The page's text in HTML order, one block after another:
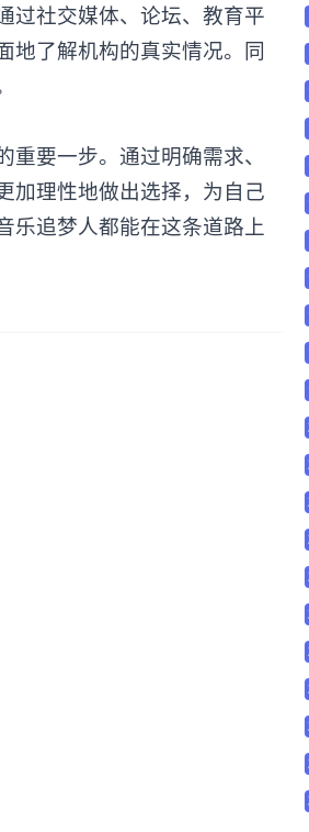
社交媒体、论坛、教育平
地了解机构的真实情况。同
要一步。通过明确需求、
加理性地做出选择，为自己
乐追梦人都能在这条道路上